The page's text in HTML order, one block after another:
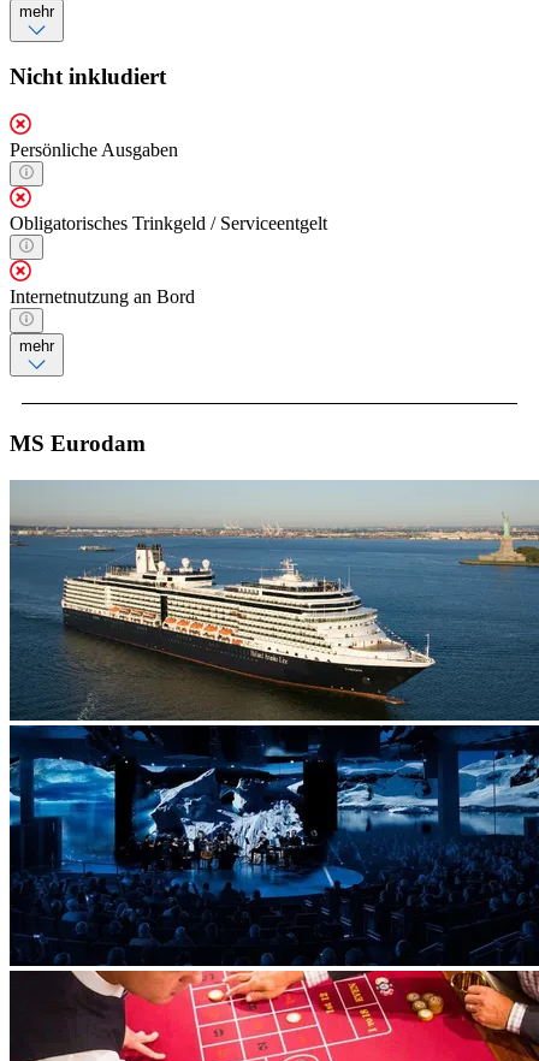
mehr
Nicht inkludiert
Persönliche Ausgaben
Obligatorisches Trinkgeld / Serviceentgelt
Internetnutzung an Bord
mehr
MS Eurodam